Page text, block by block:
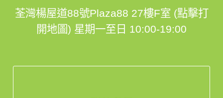
荃灣楊屋道88號Plaza88 27樓F室 (點擊打
開地圖) 星期一至日 10:00-19:00